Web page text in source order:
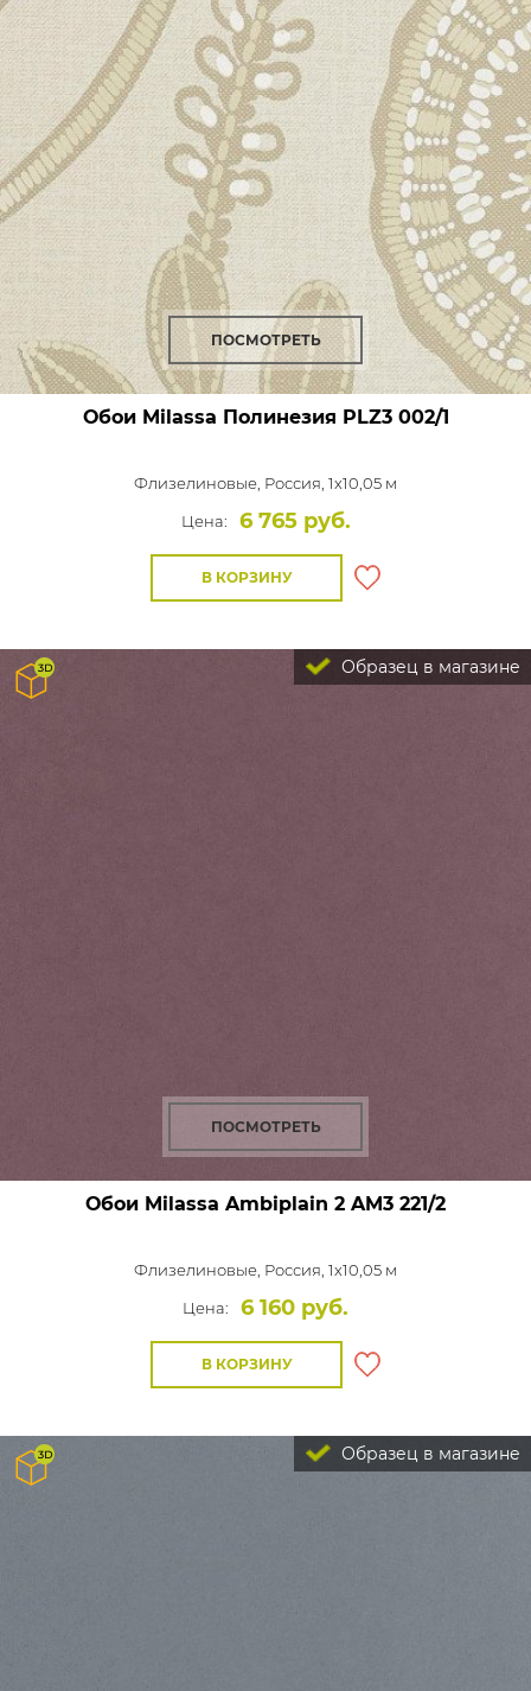
ПОСМОТРЕТЬ
Обои Milassa Полинезия PLZ3 002/1
Флизелиновые, Россия, 1x10,05 м
Цена:
6 765 руб.
В КОРЗИНУ
Образец в магазине
ПОСМОТРЕТЬ
Обои Milassa Ambiplain 2 AM3 221/2
Флизелиновые, Россия, 1x10,05 м
Цена:
6 160 руб.
В КОРЗИНУ
Образец в магазине